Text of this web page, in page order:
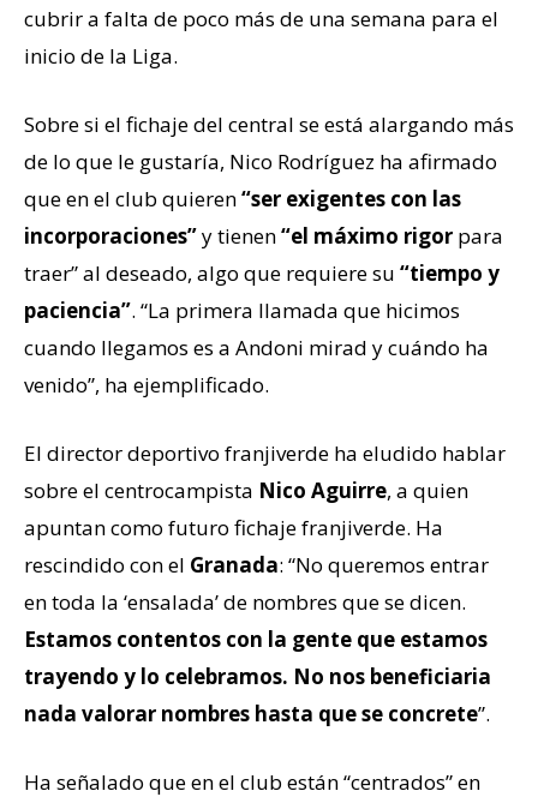
cubrir a falta de poco más de una semana para el
inicio de la Liga.
Sobre si el fichaje del central se está alargando más
de lo que le gustaría, Nico Rodríguez ha afirmado
que en el club quieren“ser exigentes con las
incorporaciones”y tienen“el máximo rigor para
traer” al deseado, algo que requiere su “tiempo y
paciencia”. “La primera llamada que hicimos
cuando llegamos es a Andoni mirad y cuándo ha
venido”, ha ejemplificado.
El director deportivo franjiverde ha eludido hablar
sobre el centrocampista Nico Aguirre, a quien
apuntan como futuro fichaje franjiverde. Ha
rescindido con el Granada: “No queremos entrar
en toda la ‘ensalada’ de nombres que se dicen.
Estamos contentos con la gente que estamos
trayendo y lo celebramos. No nos beneficiaria
nada valorar nombres hasta que se concrete”.
Ha señalado que en el club están “centrados” en